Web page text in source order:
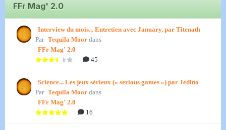
FFr Mag' 2.0
Interview du mois... Entretien avec January, par Titenath
Par Tequila Moor dans
FFr Mag' 2.0
45
Science... Les jeux sérieux (« serious games ») par Jedino
Par Tequila Moor dans
FFr Mag' 2.0
16